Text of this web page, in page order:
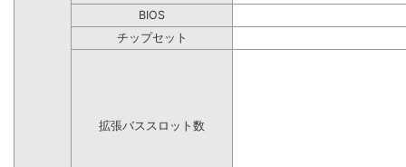
BIOS
チップセット
拡張バススロット数